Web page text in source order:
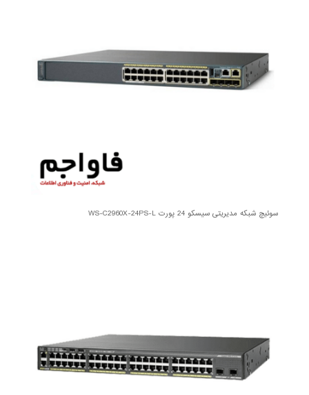
سوئیچ شبکه مدیریتی سیسکو 24 پورت WS-C2960X-24PS-L